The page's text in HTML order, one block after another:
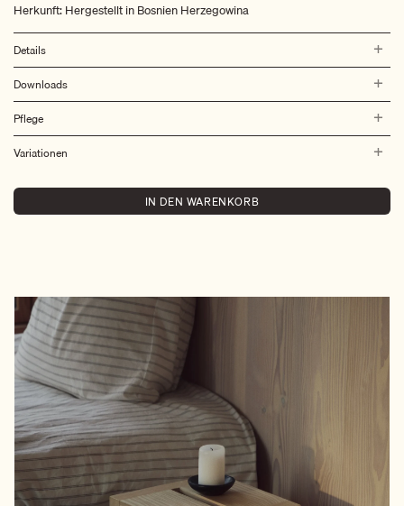
Herkunft: Hergestellt in Bosnien Herzegowina
Details
Downloads
Pflege
Variationen
IN DEN WARENKORB